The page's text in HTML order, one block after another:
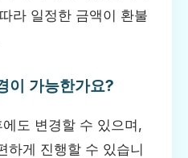
라 일정한 금액이 환불
이 가능한가요?
도 변경할 수 있으며,
하게 진행할 수 있습니